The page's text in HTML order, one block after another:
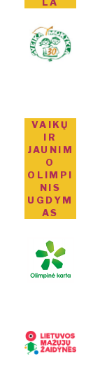
VAIKŲ
IR
JAUNIM
O
OLIMPI
NIS
UGDYM
AS